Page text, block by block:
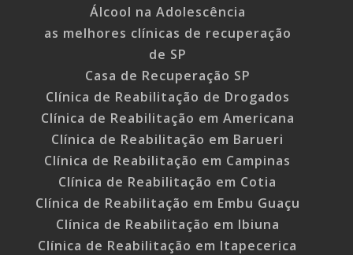
Álcool na Adolescência
as melhores clínicas de recuperação
de SP
Casa de Recuperação SP
Clínica de Reabilitação de Drogados
Clínica de Reabilitação em Americana
Clínica de Reabilitação em Barueri
Clínica de Reabilitação em Campinas
Clínica de Reabilitação em Cotia
Clínica de Reabilitação em Embu Guaçu
Clínica de Reabilitação em Ibiuna
Clínica de Reabilitação em Itapecerica